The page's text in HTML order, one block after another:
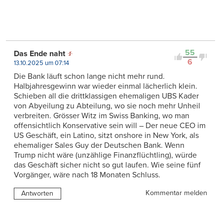
55
6
Das Ende naht
13.10.2025 um 07:14
Die Bank läuft schon lange nicht mehr rund.
Halbjahresgewinn war wieder einmal lächerlich klein.
Schieben all die drittklassigen ehemaligen UBS Kader
von Abyeilung zu Abteilung, wo sie noch mehr Unheil
verbreiten. Grösser Witz im Swiss Banking, wo man
offensichtlich Konservative sein will – Der neue CEO im
US Geschäft, ein Latino, sitzt onshore in New York, als
ehemaliger Sales Guy der Deutschen Bank. Wenn
Trump nicht wäre (unzählige Finanzflüchtling), würde
das Geschäft sicher nicht so gut laufen. Wie seine fünf
Vorgänger, wäre nach 18 Monaten Schluss.
Antworten Kommentar melden